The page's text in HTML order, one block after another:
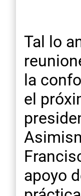
Tal lo
la
el
apoyo